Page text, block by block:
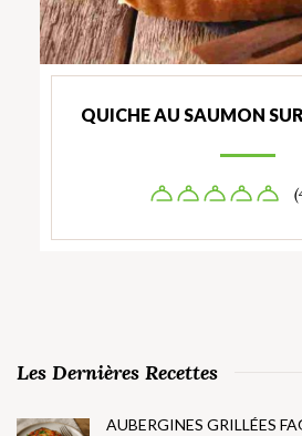
QUICHE AU SAUMON
Les Dernières Recettes
AUBERGINES GRILLÉES